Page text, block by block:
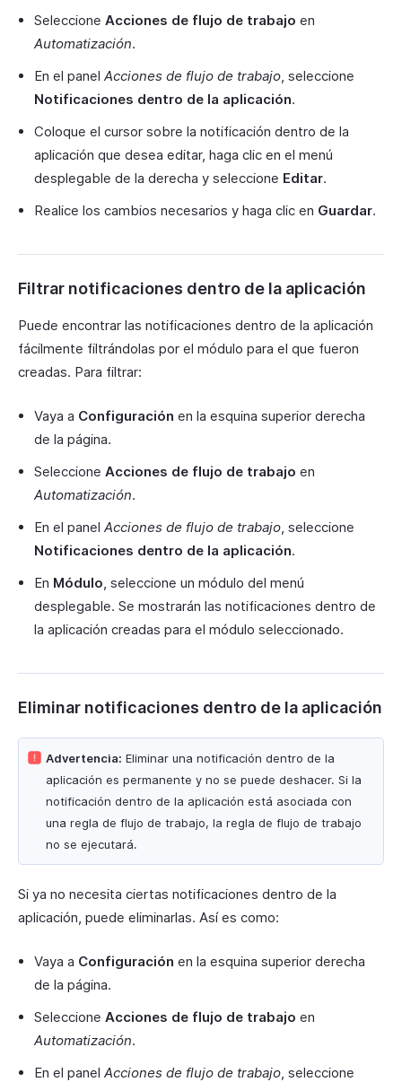
Seleccione Acciones de flujo de trabajo en
Automatización.
En el panel Acciones de flujo de trabajo, seleccione
Notificaciones dentro de la aplicación.
Coloque el cursor sobre la notificación dentro de la
aplicación que desea editar, haga clic en el menú
desplegable de la derecha y seleccione Editar.
Realice los cambios necesarios y haga clic en Guardar.
Filtrar notificaciones dentro de la aplicación
Puede encontrar las notificaciones dentro de la aplicación
fácilmente filtrándolas por el módulo para el que fueron
creadas. Para filtrar:
Vaya a Configuración en la esquina superior derecha
de la página.
Seleccione Acciones de flujo de trabajo en
Automatización.
En el panel Acciones de flujo de trabajo, seleccione
Notificaciones dentro de la aplicación.
En Módulo, seleccione un módulo del menú
desplegable. Se mostrarán las notificaciones dentro de
la aplicación creadas para el módulo seleccionado.
Eliminar notificaciones dentro de la aplicación
Advertencia: Eliminar una notificación dentro de la
aplicación es permanente y no se puede deshacer. Si la
notificación dentro de la aplicación está asociada con
una regla de flujo de trabajo, la regla de flujo de trabajo
no se ejecutará.
Si ya no necesita ciertas notificaciones dentro de la
aplicación, puede eliminarlas. Así es como:
Vaya a Configuración en la esquina superior derecha
de la página.
Seleccione Acciones de flujo de trabajo en
Automatización.
En el panel Acciones de flujo de trabajo, seleccione